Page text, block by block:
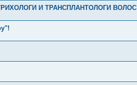
И ТРАНСПЛАНТОЛОГИ ВОЛОС